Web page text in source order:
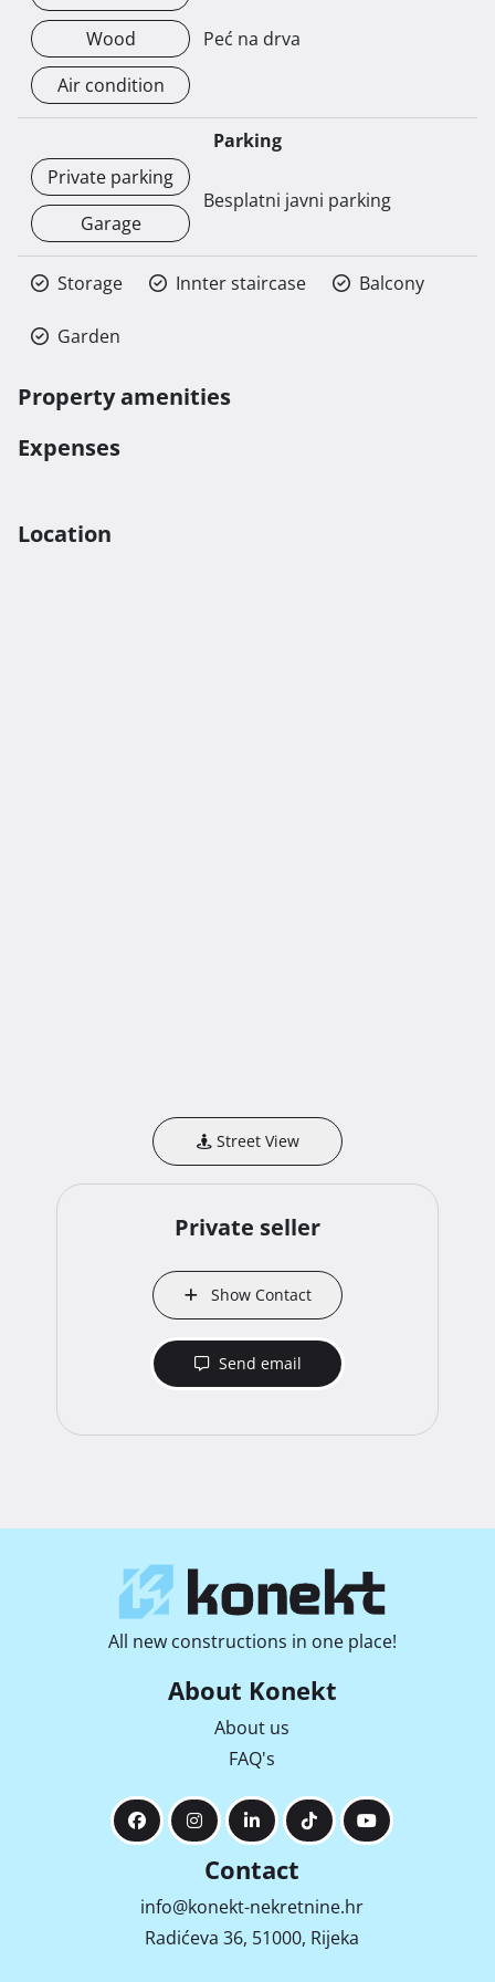
Wood
Air condition
Peć na drva
Parking
Private parking
Garage
Besplatni javni parking
Storage Innter staircase Balcony
Garden
Property amenities
Expenses
Location
Street View
Private seller
Show Contact
Send email
All new constructions in one place!
About Konekt
About us
FAQ's
Contact
info@konekt-nekretnine.hr
Radićeva 36, 51000, Rijeka